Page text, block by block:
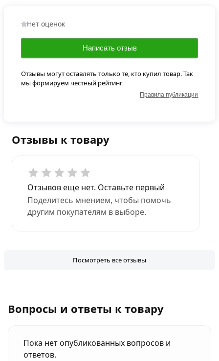
Отзывы к товару
Отзывов еще нет. Оставьте первый
Поделитесь мнением, чтобы помочь
другим покупателям в выборе.
Посмотреть все отзывы
Нет оценок
Написать отзыв
Отзывы могут оставлять только те, кто купил товар. Так
мы формируем честный рейтинг
Правила публикации
Вопросы и ответы к товару
Пока нет опубликованных вопросов и
ответов.